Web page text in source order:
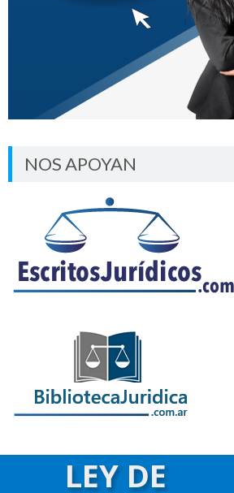
NOS APOYAN
LEY DE